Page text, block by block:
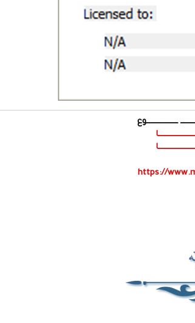
ـــــــــــــــــوع
https://